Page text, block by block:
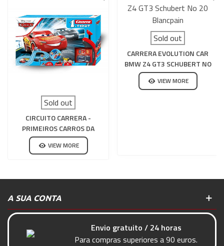
Sold out
CIRCUITO CARRERA -
PRIMEIROS CARROS DA
DISNEY POWER DUELL
VIEW MORE
Sold out
CARRERA EVOLUTION CAR
BMW Z4 GT3 SCHUBERT NO
20 BLANCPAIN
VIEW MORE
A SUA CONTA
Envio gratuito / 24 horas
Para compras superiores a 90 euros.